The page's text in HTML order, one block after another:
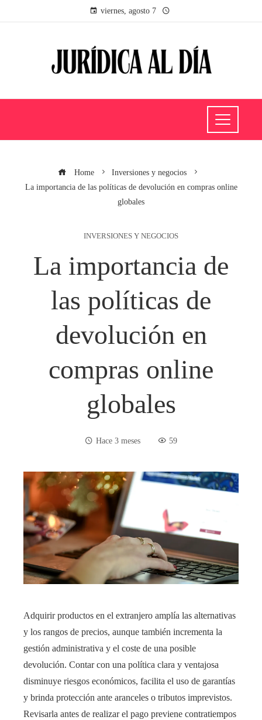
viernes, agosto 7
Home
Inversiones y negocios
La importancia de las políticas de devolución en compras online
globales
INVERSIONES Y NEGOCIOS
La importancia de
las políticas de
devolución en
compras online
globales
Hace 3 meses 59
Adquirir productos en el extranjero amplía las alternativas
y los rangos de precios, aunque también incrementa la
gestión administrativa y el coste de una posible
devolución. Contar con una política clara y ventajosa
disminuye riesgos económicos, facilita el uso de garantías
y brinda protección ante aranceles o tributos imprevistos.
Revisarla antes de realizar el pago previene contratiempos